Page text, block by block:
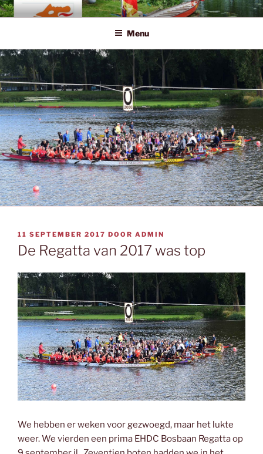
Ga
naar
inhoud
EHDC.NL
Eerste Hollandse Drakenboot Club
Menu
GEPLAATST
OP
11 SEPTEMBER 2017 DOOR ADMIN
De Regatta van 2017 was top
We hebben er weken voor gezwoegd, maar het lukte
weer. We vierden een prima EHDC Bosbaan Regatta op